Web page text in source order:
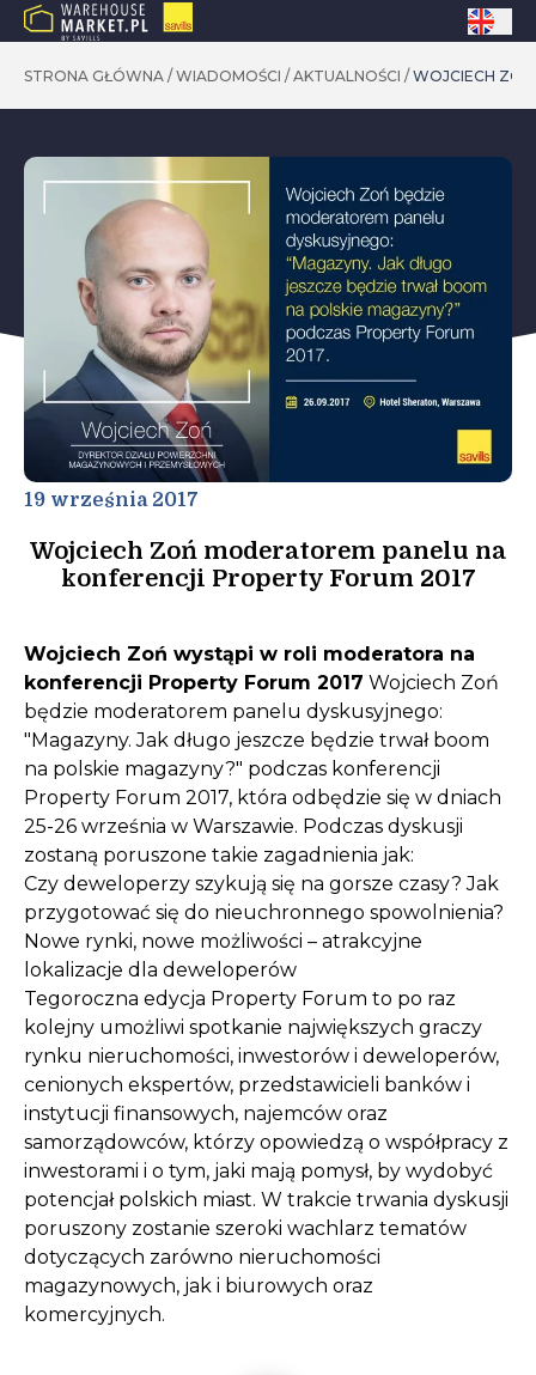
STRONA GŁÓWNA / WIADOMOŚCI / AKTUALNOŚCI / WOJCIECH
19 września 2017
Wojciech Zoń moderatorem panelu na
konferencji Property Forum 2017
Wojciech Zoń wystąpi w roli moderatora na
konferencji Property Forum 2017 Wojciech Zoń
będzie moderatorem panelu dyskusyjnego:
"Magazyny. Jak długo jeszcze będzie trwał boom
na polskie magazyny?" podczas konferencji
Property Forum 2017, która odbędzie się w dniach
25-26 września w Warszawie. Podczas dyskusji
zostaną poruszone takie zagadnienia jak:
Czy deweloperzy szykują się na gorsze czasy? Jak
przygotować się do nieuchronnego spowolnienia?
Nowe rynki, nowe możliwości – atrakcyjne
lokalizacje dla deweloperów
Tegoroczna edycja Property Forum to po raz
kolejny umożliwi spotkanie największych graczy
rynku nieruchomości, inwestorów i deweloperów,
cenionych ekspertów, przedstawicieli banków i
instytucji finansowych, najemców oraz
samorządowców, którzy opowiedzą o współpracy z
inwestorami i o tym, jaki mają pomysł, by wydobyć
potencjał polskich miast. W trakcie trwania dyskusji
poruszony zostanie szeroki wachlarz tematów
dotyczących zarówno nieruchomości
magazynowych, jak i biurowych oraz
komercyjnych.